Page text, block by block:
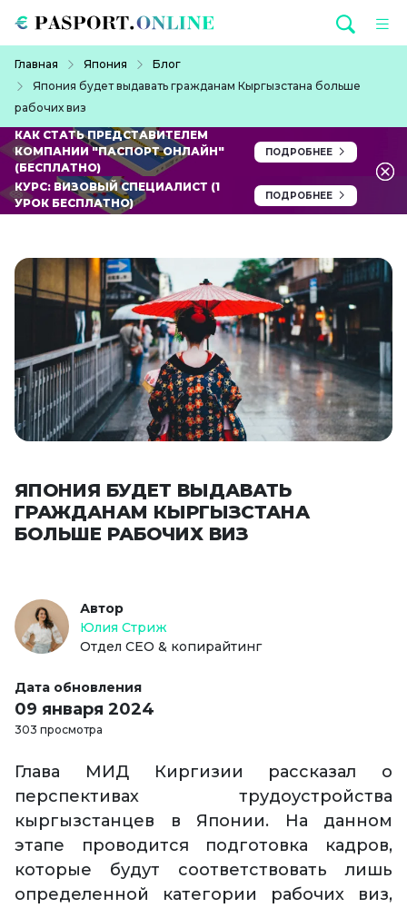
Главная Япония
Блог
Япония будет выдавать гражданам Кыргызстана больше
рабочих виз
КАК СТАТЬ ПРЕДСТАВИТЕЛЕМ
КОМПАНИИ "ПАСПОРТ ОНЛАЙН"
(БЕСПЛАТНО)
ПОДРОБНЕЕ
КУРС: ВИЗОВЫЙ СПЕЦИАЛИСТ (1
УРОК БЕСПЛАТНО)
ПОДРОБНЕЕ
ЯПОНИЯ БУДЕТ ВЫДАВАТЬ
ГРАЖДАНАМ КЫРГЫЗСТАНА
БОЛЬШЕ РАБОЧИХ ВИЗ
Автор
Юлия Стриж
Отдел СЕО & копирайтинг
Дата обновления
09 января 2024
303 просмотра
Глава МИД Киргизии рассказал о
перспективах трудоустройства
кыргызстанцев в Японии. На данном
этапе проводится подготовка кадров,
которые будут соответствовать лишь
определенной категории рабочих виз,